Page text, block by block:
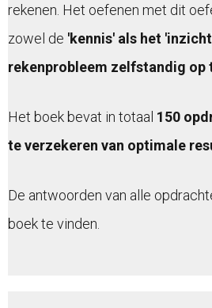
rekenen. Het oefenen met dit
zowel de 'kennis' als het
rekenprobleem zelfstandig op
Het boek bevat in totaal 150
te verzekeren van optimale
De antwoorden van alle
boek te vinden.